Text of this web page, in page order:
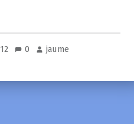
0 jaume